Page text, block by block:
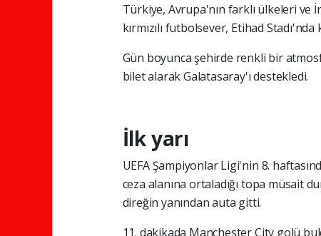
Türkiye, Avrupa'nın farklı ülkeleri ve
kırmızılı futbolsever, Etihad
Gün boyunca şehirde renkli bir
bilet alarak Galatasaray'ı destekledi.
İlk yarı
UEFA Şampiyonlar Ligi'nin 8.
ceza alanına ortaladığı topa müsait
direğin yanından auta gitti.
11. dakikada Manchester City golü